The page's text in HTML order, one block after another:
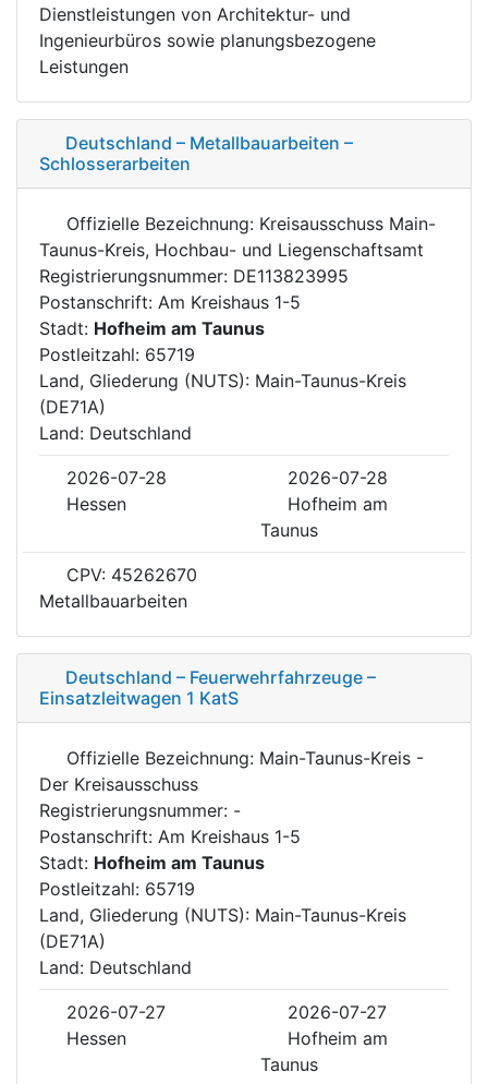
Dienstleistungen von Architektur- und
Ingenieurbüros sowie planungsbezogene
Leistungen
Deutschland – Metallbauarbeiten –
Schlosserarbeiten
Offizielle Bezeichnung: Kreisausschuss Main-
Taunus-Kreis, Hochbau- und Liegenschaftsamt
Registrierungsnummer: DE113823995
Postanschrift: Am Kreishaus 1-5
Stadt: Hofheim am Taunus
Postleitzahl: 65719
Land, Gliederung (NUTS): Main-Taunus-Kreis
(DE71A)
Land: Deutschland
2026-07-28
2026-07-28
Hessen
Hofheim am
Taunus
CPV: 45262670
Metallbauarbeiten
Deutschland – Feuerwehrfahrzeuge –
Einsatzleitwagen 1 KatS
Offizielle Bezeichnung: Main-Taunus-Kreis -
Der Kreisausschuss
Registrierungsnummer: -
Postanschrift: Am Kreishaus 1-5
Stadt: Hofheim am Taunus
Postleitzahl: 65719
Land, Gliederung (NUTS): Main-Taunus-Kreis
(DE71A)
Land: Deutschland
2026-07-27
2026-07-27
Hessen
Hofheim am
Taunus